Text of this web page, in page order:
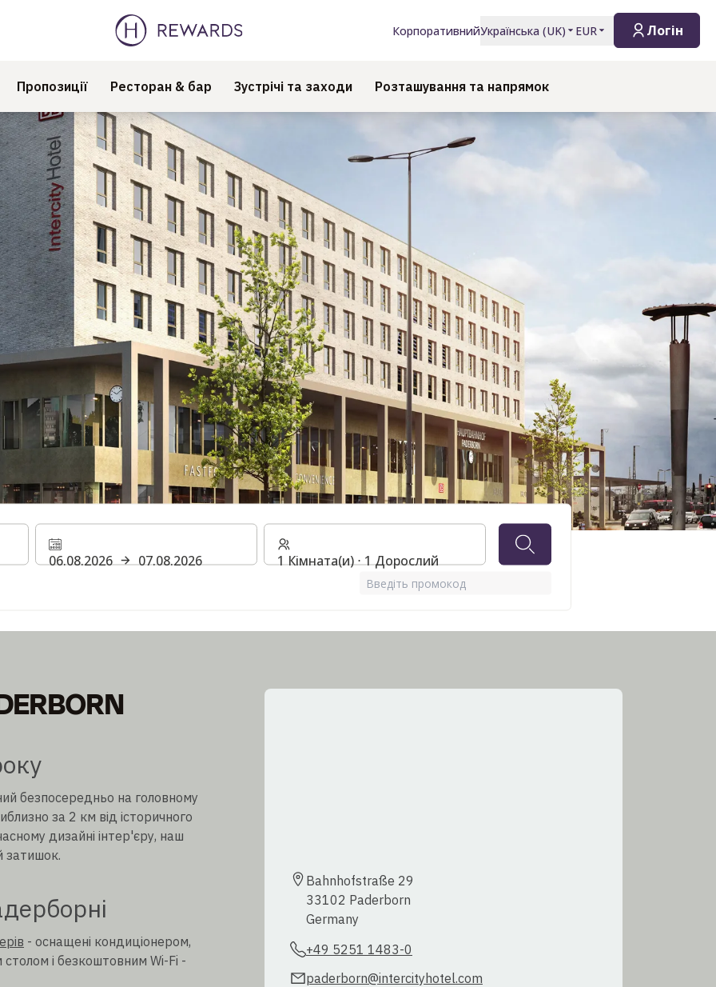
КорпоративнийУкраїнська (UK) EUR Логін
Пропозиції Ресторан & бар Зустрічі та заходи Розташування та напрямок
ПАДЕРБОРН
06.08.2026 07.08.2026 1 Кімната(и) ⋅ 1 Дорослий
Введіть промокод
безпосередньо на головному
за 2 км від історичного
дизайні інтер'єру, наш
затишок.
- оснащені кондиціонером,
і безкоштовним Wi-Fi -
Bahnhofstraße 29
33102 Paderborn
Germany
+49 5251 1483-0
paderborn@intercityhotel.com